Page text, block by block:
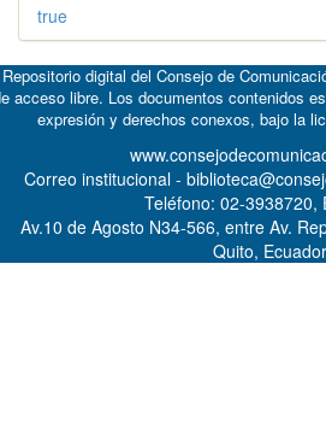
true
digital del Consejo de
acceso libre. Los documentos contenidos
expresión y derechos conexos, bajo la
Correo institucional -
Teléfono: 02-3938720,
Av.10 de Agosto N34-566, entre Av.
Quito, Ecuador